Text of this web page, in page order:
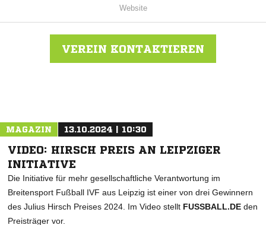
Website
VEREIN KONTAKTIEREN
MAGAZIN 13.10.2024 | 10:30
VIDEO: HIRSCH PREIS AN LEIPZIGER
INITIATIVE
Die Initiative für mehr gesellschaftliche Verantwortung im
Breitensport Fußball IVF aus Leipzig ist einer von drei Gewinnern
des Julius Hirsch Preises 2024. Im Video stellt FUSSBALL.DE den
Preisträger vor.